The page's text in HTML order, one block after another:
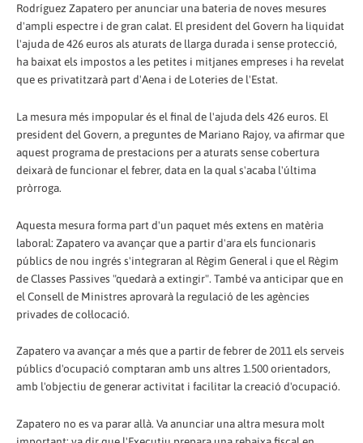
Rodríguez Zapatero per anunciar una bateria de noves mesures
d'ampli espectre i de gran calat. El president del Govern ha liquidat
l'ajuda de 426 euros als aturats de llarga durada i sense protecció,
ha baixat els impostos a les petites i mitjanes empreses i ha revelat
que es privatitzarà part d'Aena i de Loteries de l'Estat.
La mesura més impopular és el final de l'ajuda dels 426 euros. El
president del Govern, a preguntes de Mariano Rajoy, va afirmar que
aquest programa de prestacions per a aturats sense cobertura
deixarà de funcionar el febrer, data en la qual s'acaba l'última
pròrroga.
Aquesta mesura forma part d'un paquet més extens en matèria
laboral: Zapatero va avançar que a partir d'ara els funcionaris
públics de nou ingrés s'integraran al Règim General i que el Règim
de Classes Passives "quedarà a extingir". També va anticipar que en
el Consell de Ministres aprovarà la regulació de les agències
privades de col·locació.
Zapatero va avançar a més que a partir de febrer de 2011 els serveis
públics d'ocupació comptaran amb uns altres 1.500 orientadors,
amb l'objectiu de generar activitat i facilitar la creació d'ocupació.
Zapatero no es va parar allà. Va anunciar una altra mesura molt